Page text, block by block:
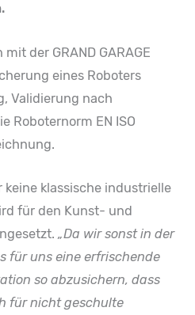
der GRAND GARAGE
eines Roboters
Validierung nach
Roboternorm EN ISO
keine klassische industrielle
für den Kunst- und
„Da wir sonst in der
für uns eine erfrischende
so abzusichern, dass
für nicht geschulte